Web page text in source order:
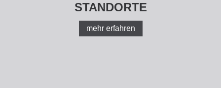
STANDORTE
mehr erfahren